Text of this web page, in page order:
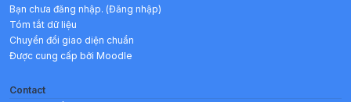
Bạn chưa đăng nhập. (Đăng nhập)
Tóm tắt dữ liệu
Chuyển đổi giao diện chuẩn
Được cung cấp bởi Moodle
Contact